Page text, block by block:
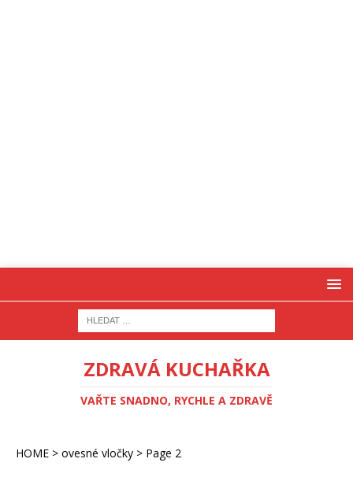
ZDRAVÁ KUCHAŘKA
VAŘTE SNADNO, RYCHLE A ZDRAVĚ
HOME > ovesné vločky > Page 2